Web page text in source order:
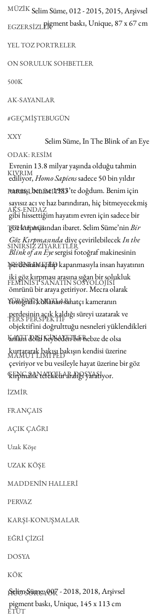
MÜZİK
EGZERSİZLER
YEL TOZ PORTRELER
ON SORULUK SOHBETLER
500K
AK-SAYANLAR
#GEÇMİŞTEBUGÜN
XXY
ODAK: RESİM
KIVRIM
PARIS UNLIMITED
AKS-ENDAZ
TUHAF AÇI
SINIRSIZ ZİYARETLER
NY UNLIMITED
FEMİNİST SANATIN SOSYOLOJİSİ
YÜRÜYÜŞ NOTLARI
TERS PERSPEKTİF
KAYIT DIŞI CİNAYETLER
MAMUT LIMITED
GENÇ SANATÇILAR DOSYASI
İZMİR
FRANÇAIS
AÇIK ÇAĞRI
Uzak Köşe
UZAK KÖŞE
MADDENİN HALLERİ
PERVAZ
KARŞI-KONUŞMALAR
EĞRİ ÇİZGİ
DOSYA
KÖK
HUO SORUYOR
ETÜT
Selim Süme, 012 - 2015, 2015, Arşivsel
pigment baskı, Unique, 87 x 67 cm
Selim Süme, In The Blink of an Eye
Evrenin 13.8 milyar yaşında olduğu tahmin
ediliyor, Homo Sapiens sadece 50 bin yıldır
varmış, ben ise 1983’te doğdum. Benim için
sayısız acı ve haz barındıran, hiç bitmeyecekmiş
gibi hissettiğim hayatım evren için sadece bir
göz kırpmasından ibaret. Selim Süme’nin Bir
Göz Kırpmasında diye çevirilebilecek In the
Blink of an Eye sergisi fotoğraf makinesinin
perdesinin açılıp kapanmasıyla insan hayatının
iki göz kırpması arasına sığan bir solukluk
ömrünü bir araya getiriyor. Mecra olarak
fotoğrafı kullanan sanatçı kameranın
perdesinin açık kaldığı süreyi uzatarak ve
objektifini doğrulttuğu nesneleri yüklendikleri
anlam dolu heybeden bir nebze de olsa
kurtararak bakışı bakışın kendisi üzerine
çeviriyor ve bu vesileyle hayat üzerine bir göz
kırpmalık tefekkür aralığı yaratıyor.
Selim Süme, 007 - 2018, 2018, Arşivsel
pigment baskı, Unique, 145 x 113 cm